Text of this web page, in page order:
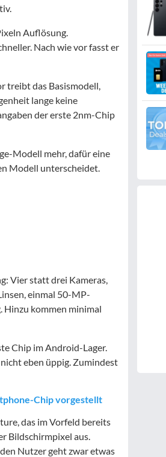
Auflösung.
Nach wie vor fasst er
treibt das Basismodell,
lange keine
der erste 2nm-Chip
Modell mehr, dafür eine
Modell unterscheidet.
Vier statt drei Kameras,
einmal 50-MP-
kommen minimal
Chip im Android-Lager.
eben üppig. Zumindest
Chip vorgestellt
das im Vorfeld bereits
Bildschirmpixel aus.
Nutzer geht zwar etwas